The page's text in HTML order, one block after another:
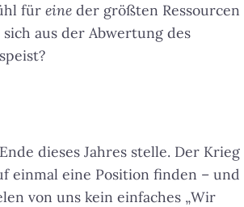
für eine der größten Ressourcen
aus der Abwertung des
dieses Jahres stelle. Der Krieg
einmal eine Position finden – und
von uns kein einfaches „Wir